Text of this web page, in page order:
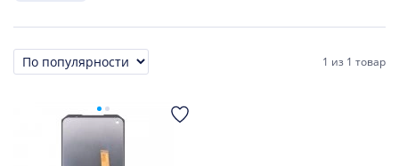
Сортировка 1 из 1 товар